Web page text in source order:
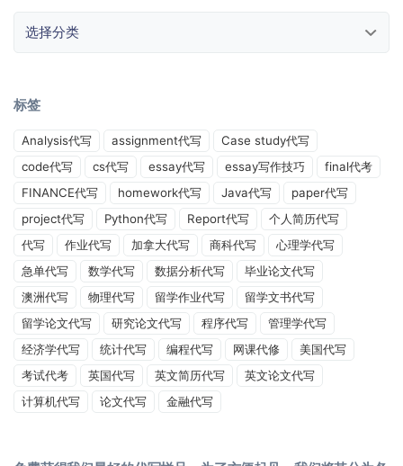
标签
Analysis代写 assignment代写
Case study代写
code代写
cs代写 essay代写 essay写作技巧
final代考
FINANCE代写
homework代写 Java代写
paper代写
project代写
Python代写 Report代写
个人简历代写
代写
作业代写 加拿大代写 商科代写
心理学代写
急单代写
数学代写 数据分析代写
毕业论文代写
澳洲代写
物理代写 留学作业代写
留学文书代写
留学论文代写
研究论文代写 程序代写
管理学代写
经济学代写
统计代写 编程代写 网课代修
美国代写
考试代考
英国代写 英文简历代写
英文论文代写
计算机代写
论文代写 金融代写